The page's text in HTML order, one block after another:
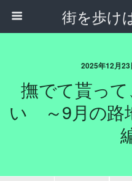
街を歩
2025年12月
撫でて貰っ
い ～9月の路